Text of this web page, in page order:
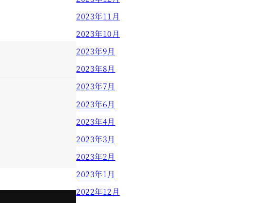
2023年11月
2023年10月
2023年9月
2023年8月
2023年7月
2023年6月
2023年4月
2023年3月
2023年2月
2023年1月
2022年12月